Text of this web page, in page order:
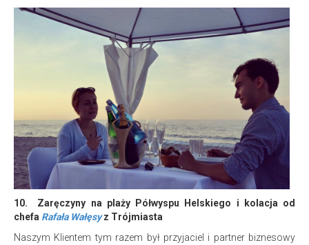
10. Zaręczyny na plaży Półwyspu Helskiego i kolacja od
chefa Rafała Wałęsyz Trójmiasta
Naszym Klientem tym razem był przyjaciel i partner biznesowy